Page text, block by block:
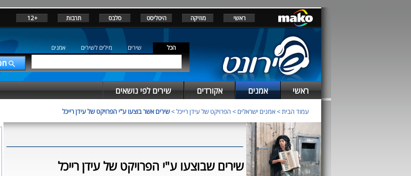
ראשי מוזיקה היטליסט סלבס תרבות +12
הכל שירים מילים לשירים אמנים
ראשי אמנים אקורדים שירים לפי נושאים
עמוד הבית>אמנים ישראלים > הפרויקט של עידן רייכל>שירים אשר בוצעו ע"י הפרויקט של עידן רייכל
שירים שבוצעו ע"י הפרויקט של עידן רייכל